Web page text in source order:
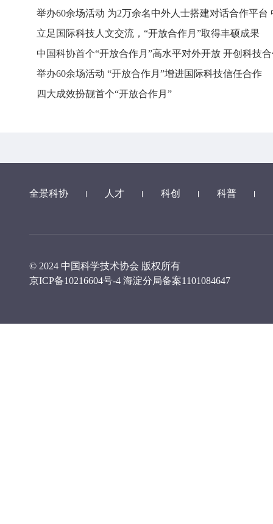
举办60余场活动 为2万余名中外人士搭建对话合作平台
立足国际科技人文交流，“开放合作月”取得丰硕成果
中国科协首个“开放合作月”高水平对外开放 开创科技
举办60余场活动 “开放合作月”增进国际科技信任合作
四大成效扮靓首个“开放合作月”
全景科协 人才 科创 科普
© 2024 中国科学技术协会 版权所有
京ICP备10216604号-4 海淀分局备案1101084647